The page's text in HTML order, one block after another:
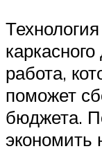
работа,
поможет
бюджета.
экономить